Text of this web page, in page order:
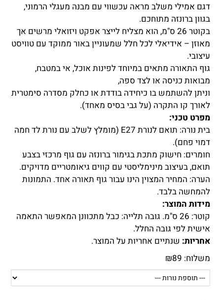
דגם אמילי משלב מראה עכשווי עם מבנה מעגלי הרמוני,
בגוון ברונזה מתוחכם.
בקוטר 26 ס"מ, הוא מצליח לייצר אפקט ויזואלי מרשים אך
מאוזן – אידיאלי לכל חלל שמעוניין באור ממוקד עם טוויסט
עיצובי.
גוף התאורה מתאים במיוחד לפינות אוכל, אי במטבח,
מבואות כניסה או לצד ספה,
וניתן להשתמש בו כיחידה בודדת או כחלק מסדרה סימטרית
לאורך קו התקרה (על גבי בסיס מאחד).
מפרט טכני:
בית נורה: תואם לנורת E27 (מומלץ לשלב עם נורת לד חמה
דמוי פחם).
חומרים: חישוק מתכת בגימור ברונזה עם גוף מרכזי בצבע
תואם, בעיצוב מינימליסטי עם קווים גיאומטריים מדויקים.
הערה: המחיר המצוין הינו עבור גוף תאורה אחד. התמונות
להמחשה בלבד.
מידות המוצר:
קוטר: 26 ס"מ. גובה תלייה: כבל מתכוונן המאפשר התאמה
אישית לפי גובה החלל.
אחריות: שנתיים אחריות על המוצר.
משלוח:
₪89